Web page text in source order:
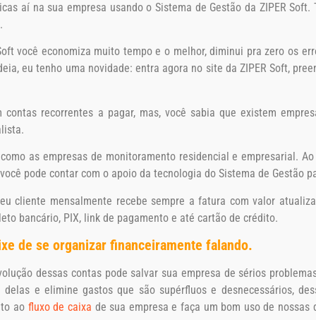
aí na sua empresa usando o Sistema de Gestão da ZIPER
você economiza muito tempo e o melhor, diminui pra zero os
eu tenho uma novidade: entra agora no site da ZIPER Soft,
recorrentes a pagar, mas, você sabia que existem
as empresas de monitoramento residencial e empresarial.
pode contar com o apoio da tecnologia do Sistema de Gestão
cliente mensalmente recebe sempre a fatura com valor
bancário, PIX, link de pagamento e até cartão de crédito.
de se organizar financeiramente falando.
dessas contas pode salvar sua empresa de sérios
e elimine gastos que são supérfluos e desnecessários,
ao fluxo de caixa de sua empresa e faça um bom uso de